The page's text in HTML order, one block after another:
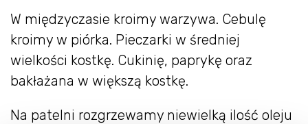
W międzyczasie kroimy warzywa. Cebulę
kroimy w piórka. Pieczarki w średniej
wielkości kostkę. Cukinię, paprykę oraz
bakłażana w większą kostkę.
Na patelni rozgrzewamy niewielką ilość oleju